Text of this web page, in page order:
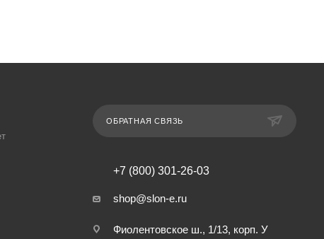
ОБРАТНАЯ СВЯЗЬ
+7 (800) 301-26-03
shop@slon-e.ru
Фиолентовское ш., 1/13, корп. У